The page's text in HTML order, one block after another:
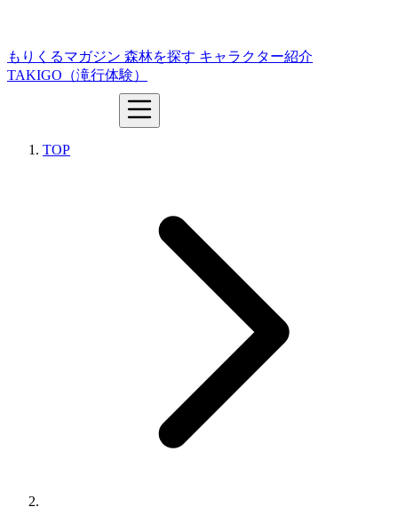
もりくるマガジン 森林を探す キャラクター紹介
TAKIGO（滝行体験）
TOP